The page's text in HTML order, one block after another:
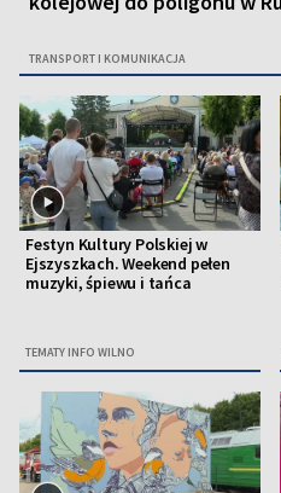
TRANSPORT I KOMUNIKACJA
Festyn Kultury Polskiej w
Ejszyszkach. Weekend pełen
muzyki, śpiewu i tańca
TEMATY INFO WILNO